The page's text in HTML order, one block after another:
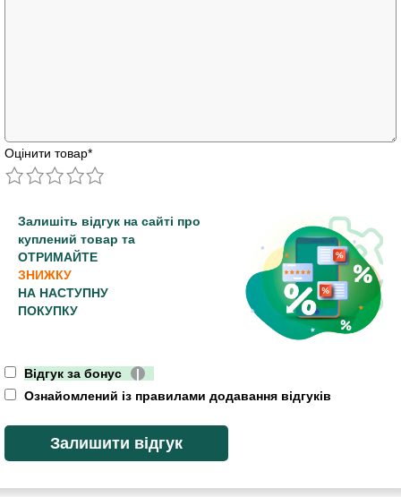
Оцінити товар*
Залишіть відгук на сайті про
куплений товар та
ОТРИМАЙТЕ
ЗНИЖКУ
НА НАСТУПНУ
ПОКУПКУ
Відгук за бонус
|
Ознайомлений із правилами додавання відгуків